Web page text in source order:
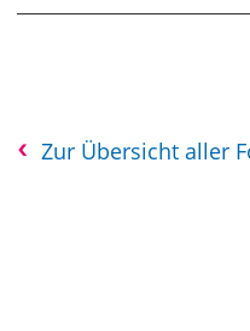
Zur Übersicht aller